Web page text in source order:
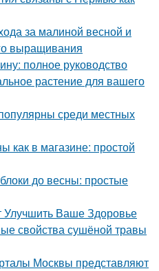
за малиной весной и
выращивания
полное руководство
растение для вашего
среди местных
в магазине: простой
до весны: простые
Улучшить Ваше Здоровье
свойства сушёной травы
Москвы представляют